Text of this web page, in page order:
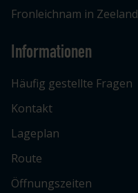
Fronleichnam in Zeeland
Informationen
Häufig gestellte Fragen
Kontakt
Lageplan
Route
Öffnungszeiten